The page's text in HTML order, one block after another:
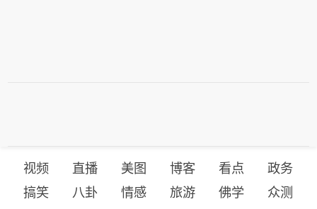
视频 直播 美图 博客 看点
政务
搞笑
八卦 情感 旅游 佛学 众测